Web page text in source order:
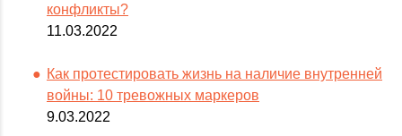
конфликты?
11.03.2022
Как протестировать жизнь на наличие внутренней
войны: 10 тревожных маркеров
9.03.2022